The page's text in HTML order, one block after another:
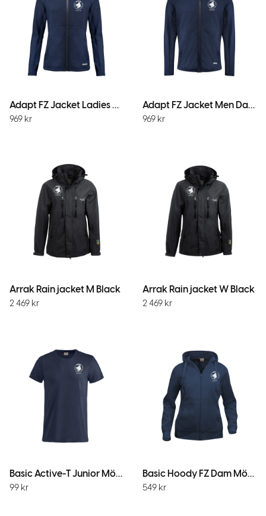
Adapt FZ Jacket Ladies Dark Navy
969 kr
Adapt FZ Jacket Men Dark Navy
969 kr
Arrak Rain jacket M Black
2 469 kr
Arrak Rain jacket W Black
2 469 kr
Basic Active-T Junior MörkMarin
99 kr
Basic Hoody FZ Dam Mörk Marin
549 kr